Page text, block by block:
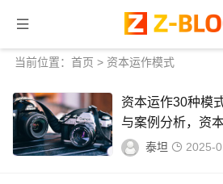
当前位置： 首页 > 资本运作模式
资本运作30种模
与案例分析，资
实战策略与案例
泰坦 2025-